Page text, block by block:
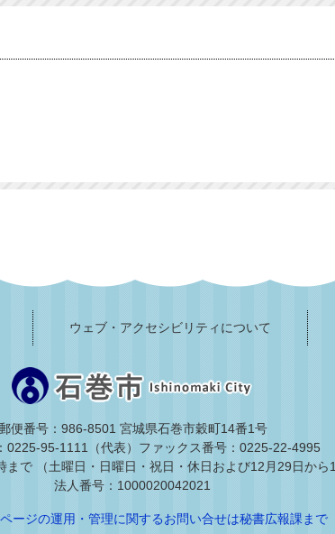
ウェブ・アクセシビリティについて
便番号：986-8501 宮城県石巻市穀町14番1号
0225-95-1111（代表） ファックス番号：0225-22-4995
まで （土曜日・日曜日・祝日・休日および12月29日から
法人番号：1000020042021
ージの運用・管理に関するお問い合せは秘書広報課まで